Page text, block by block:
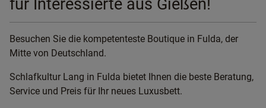
für Interessierte aus Gießen!
Besuchen Sie die kompetenteste Boutique in Fulda, der
Mitte von Deutschland.
Schlafkultur Lang in Fulda bietet Ihnen die beste Beratung,
Service und Preis für Ihr neues Luxusbett.